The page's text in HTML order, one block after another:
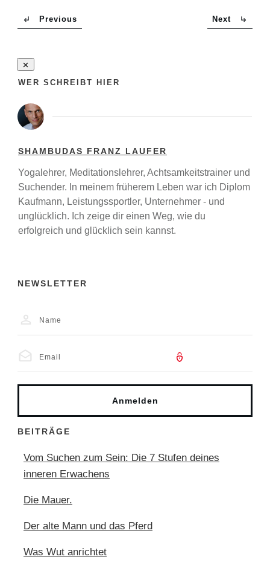
Previous Next
WER SCHREIBT HIER
SHAMBUDAS FRANZ LAUFER
Yogalehrer, Meditationslehrer, Achtsamkeitstrainer und
Suchender. In meinem früherem Leben war ich Diplom
Kaufmann, Leistungssportler, Unternehmer - und
unglücklich. Ich zeige dir einen Weg, wie du
erfolgreich und glücklich sein kannst.
NEWSLETTER
Anmelden
BEITRÄGE
Vom Suchen zum Sein: Die 7 Stufen deines
inneren Erwachens
Die Mauer.
Der alte Mann und das Pferd
Was Wut anrichtet